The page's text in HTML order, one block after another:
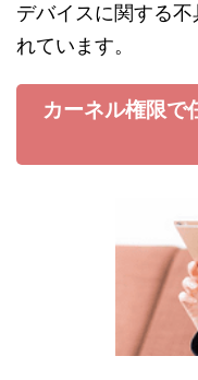
デバイスに関する
れています。
カーネル権限で